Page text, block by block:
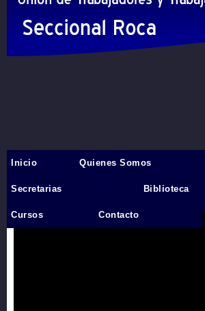
Inicio
Inicio Quienes Somos
Secretarias Biblioteca
Cursos Contacto